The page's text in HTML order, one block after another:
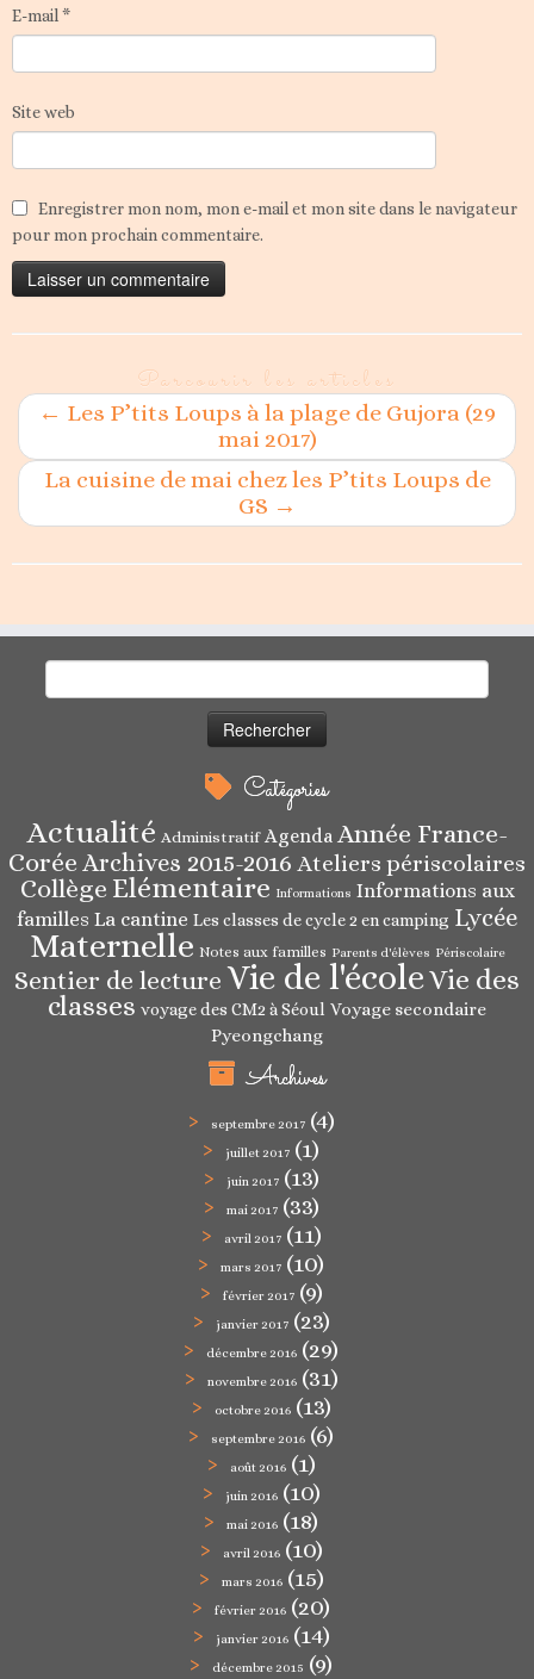
E-mail *
Site web
Enregistrer mon nom, mon e-mail et mon site dans le navigateur
pour mon prochain commentaire.
Parcourir les articles
← Les P’tits Loups à la plage de Gujora (29
mai 2017)
La cuisine de mai chez les P’tits Loups de
GS →
Catégories
Actualité Administratif Agenda Année France-
Corée Archives 2015-2016 Ateliers périscolaires
Collège Elémentaire Informations Informations aux
familles La cantine Les classes de cycle 2 en camping Lycée
Maternelle Notes aux familles Parents d'élèves Périscolaire
Sentier de lecture Vie de l'écoleVie des
classes voyage des CM2 à Séoul Voyage secondaire
Pyeongchang
Archives
septembre 2017(4)
juillet 2017 (1)
juin 2017(13)
mai 2017(33)
avril 2017(11)
mars 2017 (10)
février 2017(9)
janvier 2017(23)
décembre 2016 (29)
novembre 2016(31)
octobre 2016(13)
septembre 2016 (6)
août 2016(1)
juin 2016(10)
mai 2016 (18)
avril 2016(10)
mars 2016(15)
février 2016 (20)
janvier 2016(14)
décembre 2015 (9)